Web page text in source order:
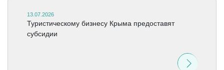
13.07.2026
Туристическому бизнесу Крыма предоставят
субсидии